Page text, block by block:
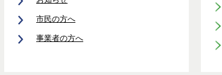
市民の方へ
事業者の方へ